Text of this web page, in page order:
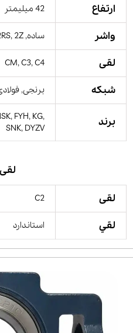
ارتفاع 42 میلیمتر
واشر ساده, 2RS, 2Z
لقی CM, C3, C4
شبکه برنجی,
برند
FYH, KG,
SNK, DYZV
لقی
لقی C2
لقي استاندارد